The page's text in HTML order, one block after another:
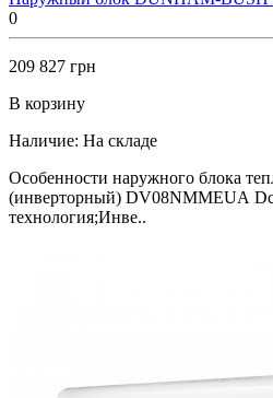
0
209 827 грн
В корзину
Наличие: На складе
Особенности наружного блока
(инверторный) DV08NMMEUA
технология;Инве..